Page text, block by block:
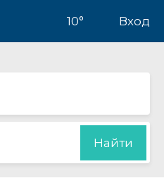
10° Вход
Найти